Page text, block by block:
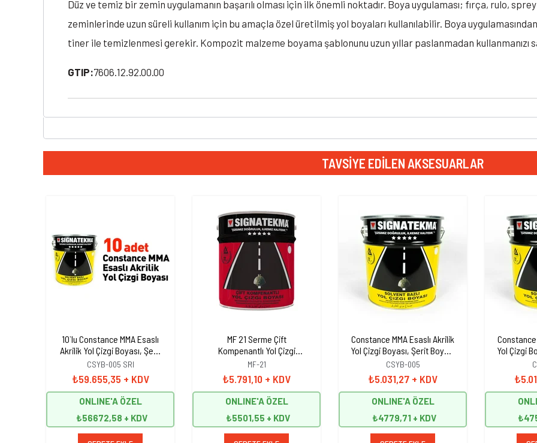
Düz ve temiz bir zemin uygulamanın başarılı olması için ilk önemli noktadır. Boya uygulaması; fırça, rulo,
zeminlerinde uzun süreli kullanım için bu amaçla özel üretilmiş yol boyaları kullanılabilir. Boya
tiner ile temizlenmesi gerekir. Kompozit malzeme boyama şablonunu uzun yıllar paslanmadan kullanmanızı
GTIP:7606.12.92.00.00
TAVSIYE EDILEN AKSESUARLAR
10`lu Constance MMA Esaslı
Akrilik Yol Çizgi Boyası, Şerit
Boyası 25 kg Sarı
CSYB-005 SRI
₺59.655,35 + KDV
ONLINE'A ÖZEL
₺56672,58
MF 21 Serme Çift
Kompenantlı Yol Çizgi
Boyası, Şerit Boyası 25 kg
Sarı
MF-21
₺5.791,10 + KDV
ONLINE'A ÖZEL
₺5501,55
Constance MMA Esaslı Akrilik
Yol Çizgi Boyası, Şerit Boyası
25 kg Kırmızı
CSYB-005
₺5.031,27 + KDV
ONLINE'A ÖZEL
₺4779,71
Constance
Yol Çizgi